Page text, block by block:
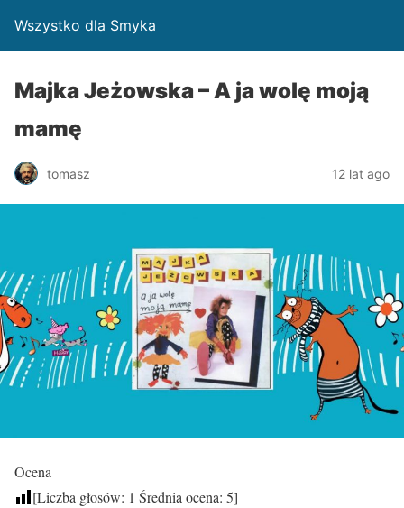
Wszystko dla Smyka
Majka Jeżowska – A ja wolę moją
mamę
tomasz 12 lat ago
Ocena
[Liczba głosów: 1 Średnia ocena: 5]